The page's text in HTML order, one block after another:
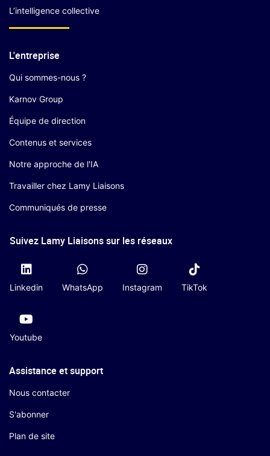
L’intelligence collective
L'entreprise
Qui sommes-nous ?
Karnov Group
Équipe de direction
Contenus et services
Notre approche de l'IA
Travailler chez Lamy Liaisons
Communiqués de presse
Suivez Lamy Liaisons sur les réseaux
Linkedin WhatsApp Instagram TikTok
Youtube
Assistance et support
Nous contacter
S'abonner
Plan de site